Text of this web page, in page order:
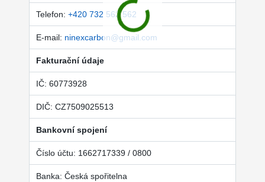
Telefon: +420 732 562 562
E-mail: ninexcarbon@gmail.com
Fakturační údaje
IČ: 60773928
DIČ: CZ7509025513
Bankovní spojení
Číslo účtu: 1662717339 / 0800
Banka: Česká spořitelna